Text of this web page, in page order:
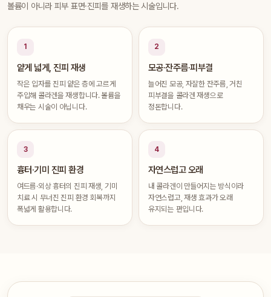
볼륨이 아니라 피부 표면·진피를 재생하는 시술입니다.
1
얕게 넓게, 진피 재생
작은 입자를 진피 얕은 층에 고르게
주입해 콜라겐을 재생합니다. 볼륨을
채우는 시술이 아닙니다.
2
모공·잔주름·피부결
늘어진 모공, 자잘한 잔주름, 거친
피부결을 콜라겐 재생으로
정돈합니다.
3
흉터·기미 진피 환경
여드름·외상 흉터의 진피 재생, 기미
치료 시 무너진 진피 환경 회복까지
폭넓게 활용합니다.
4
자연스럽고 오래
내 콜라겐이 만들어지는 방식이라
자연스럽고, 재생 효과가 오래
유지되는 편입니다.